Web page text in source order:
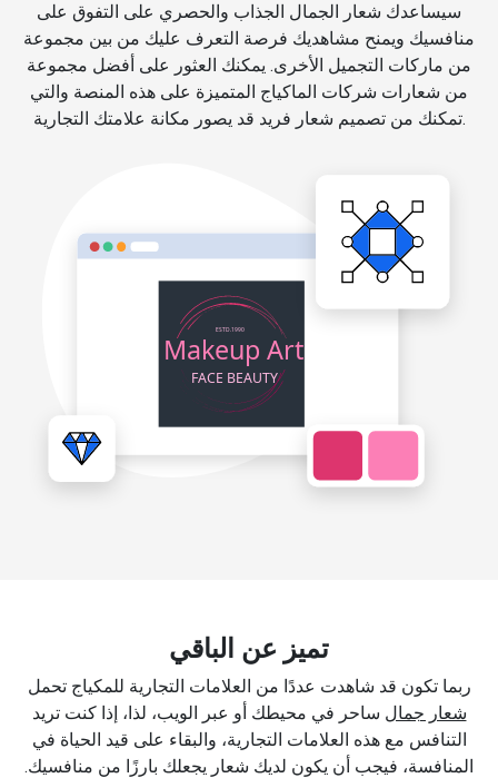
سيساعدك شعار الجمال الجذاب والحصري على التفوق على
منافسيك ويمنح مشاهديك فرصة التعرف عليك من بين مجموعة
من ماركات التجميل الأخرى. يمكنك العثور على أفضل مجموعة
من شعارات شركات الماكياج المتميزة على هذه المنصة والتي
تمكنك من تصميم شعار فريد قد يصور مكانة علامتك التجارية.
تميز عن الباقي
ربما تكون قد شاهدت عددًا من العلامات التجارية للمكياج تحمل
شعار جمال ساحر في محيطك أو عبر الويب، لذا، إذا كنت تريد
التنافس مع هذه العلامات التجارية، والبقاء على قيد الحياة في
المنافسة، فيجب أن يكون لديك شعار يجعلك بارزًا من منافسيك.